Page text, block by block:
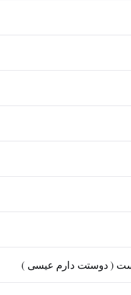
( دوستت دارم عیسی )